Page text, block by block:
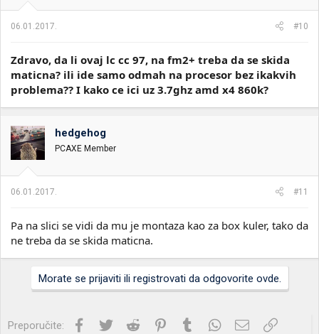
06.01.2017. #10
Zdravo, da li ovaj lc cc 97, na fm2+ treba da se skida
maticna? ili ide samo odmah na procesor bez ikakvih
problema?? I kako ce ici uz 3.7ghz amd x4 860k?
hedgehog
PCAXE Member
06.01.2017. #11
Pa na slici se vidi da mu je montaza kao za box kuler, tako da
ne treba da se skida maticna.
Morate se prijaviti ili registrovati da odgovorite ovde.
Preporučite: Facebook
Twitter Reddit PinterestTumblrWhatsApp
Imejl Link